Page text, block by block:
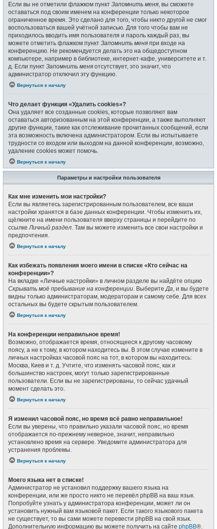
Если вы не отметили флажком пункт Запомнить меня , вы сможете
оставаться под своим именем на конференции только некоторое
ограниченное время. Это сделано для того, чтобы никто другой не смог
воспользоваться вашей учётной записью. Для того чтобы вам не
приходилось вводить имя пользователя и пароль каждый раз, вы
можете отметить флажком пункт Запомнить меня при входе на
конференцию. Не рекомендуется делать это на общедоступном
компьютере, например в библиотеке, интернет-кафе, университете и т.
д. Если пункт Запомнить меня отсутствует, это значит, что
администратор отключил эту функцию.
Вернуться к началу
Что делает функция «Удалить cookies»?
Она удаляет все созданные cookies, которые позволяют вам
оставаться авторизованным на этой конференции, а также выполняют
другие функции, такие как отслеживание прочитанных сообщений, если
эта возможность включена администратором. Если вы испытываете
трудности со входом или выходом на данной конференции, возможно,
удаление cookies может помочь.
Вернуться к началу
Параметры и настройки пользователя
Как мне изменить мои настройки?
Если вы являетесь зарегистрированным пользователем, все ваши
настройки хранятся в базе данных конференции. Чтобы изменить их,
щёлкните на имени пользователя вверху страницы и перейдите по
ссылкеЛичный раздел. Там вы можете изменить все свои настройки и
предпочтения.
Вернуться к началу
Как избежать появления моего имени в списке «Кто сейчас на
конференции»?
На вкладке «Личные настройки» в личном разделе вы найдёте опцию
Скрывать моё пребывание на конференции. ВыберитеДа, и вы будете
видны только администраторам, модераторам и самому себе. Для всех
остальных вы будете скрытым пользователем.
Вернуться к началу
На конференции неправильное время!
Возможно, отображается время, относящееся к другому часовому
поясу, а не к тому, в котором находитесь вы. В этом случае измените в
личных настройках часовой пояс на тот, в котором вы находитесь:
Москва, Киев и т. д. Учтите, что изменять часовой пояс, как и
большинство настроек, могут только зарегистрированные
пользователи. Если вы не зарегистрированы, то сейчас удачный
момент сделать это.
Вернуться к началу
Я изменил часовой пояс, но время всё равно неправильное!
Если вы уверены, что правильно указали часовой пояс, но время
отображается по-прежнему неверное, значит, неправильно
установлено время на сервере. Уведомите администратора для
устранения проблемы.
Вернуться к началу
Моего языка нет в списке!
Администратор не установил поддержку вашего языка на
конференции, или же просто никто не перевёл phpBB на ваш язык.
Попробуйте узнать у администратора конференции, может ли он
установить нужный вам языковой пакет. Если такого языкового пакета
не существует, то вы сами можете перевести phpBB на свой язык.
Дополнительную информацию вы можете получить на сайте phpBB®.